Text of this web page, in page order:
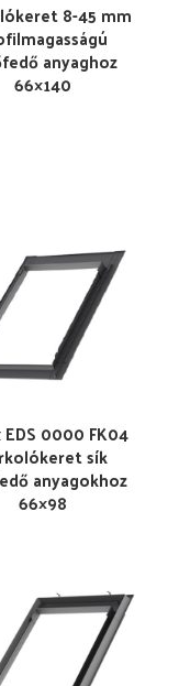
8-45 mm
anyaghoz
66×140
0000 FK04
sík
anyagokhoz
66×98